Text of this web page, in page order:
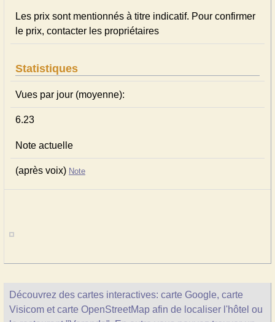
Les prix sont mentionnés à titre indicatif. Pour confirmer
le prix, contacter les propriétaires
Statistiques
Vues par jour (moyenne):
6.23
Note actuelle
(après voix) Note
Découvrez des cartes interactives: carte Google, carte
Visicom et carte OpenStreetMap afin de localiser l'hôtel ou